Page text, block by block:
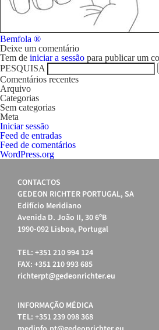
CONTACTOS
FAMA
Navegação
de
artigos
Bemfola ®
Deixe um comentário
Tem de iniciar a sessão para publicar um
PESQUISA
Comentários recentes
Arquivo
Categorias
Sem categorias
Meta
Iniciar sessão
Feed de entradas
Feed de comentários
WordPress.org
CONTACTOS
GEDEON RICHTER PORTUGAL, SA
Edifício Meridiano
Avenida D. João II, 30 6ºB
1990-092 Lisboa, Portugal
TEL: +351 210 994 124
FAX: +351 210 993 685
richterpt@gedeonrichter.eu
INFORMAÇÃO MÉDICA
TEL: +351 239 098 368